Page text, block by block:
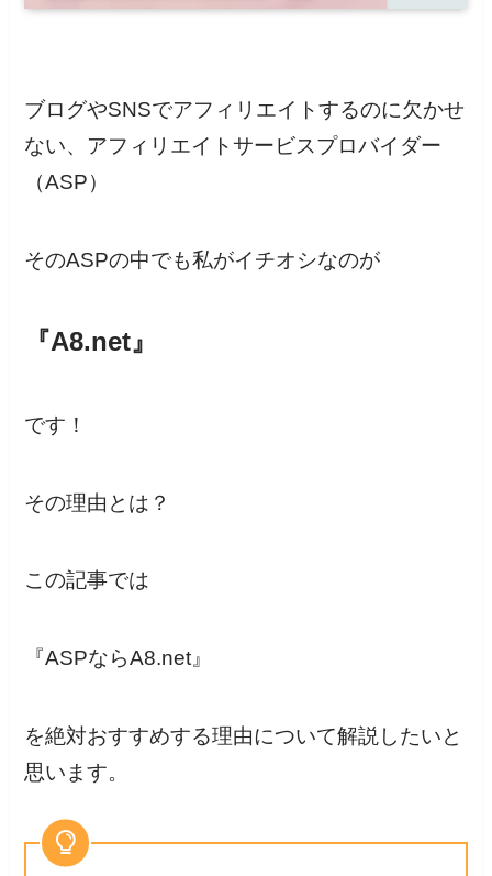
ブログやSNSでアフィリエイトするのに欠かせ
ない、アフィリエイトサービスプロバイダー
（ASP）
そのASPの中でも私がイチオシなのが
『A8.net』
です！
その理由とは？
この記事では
『ASPならA8.net』
を絶対おすすめする理由について解説したいと
思います。